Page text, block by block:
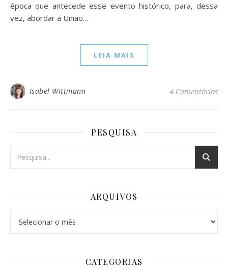
época que antecede esse evento histórico, para, dessa
vez, abordar a União…
LEIA MAIS
Isabel Wittmann 4 Comentários
PESQUISA
ARQUIVOS
CATEGORIAS